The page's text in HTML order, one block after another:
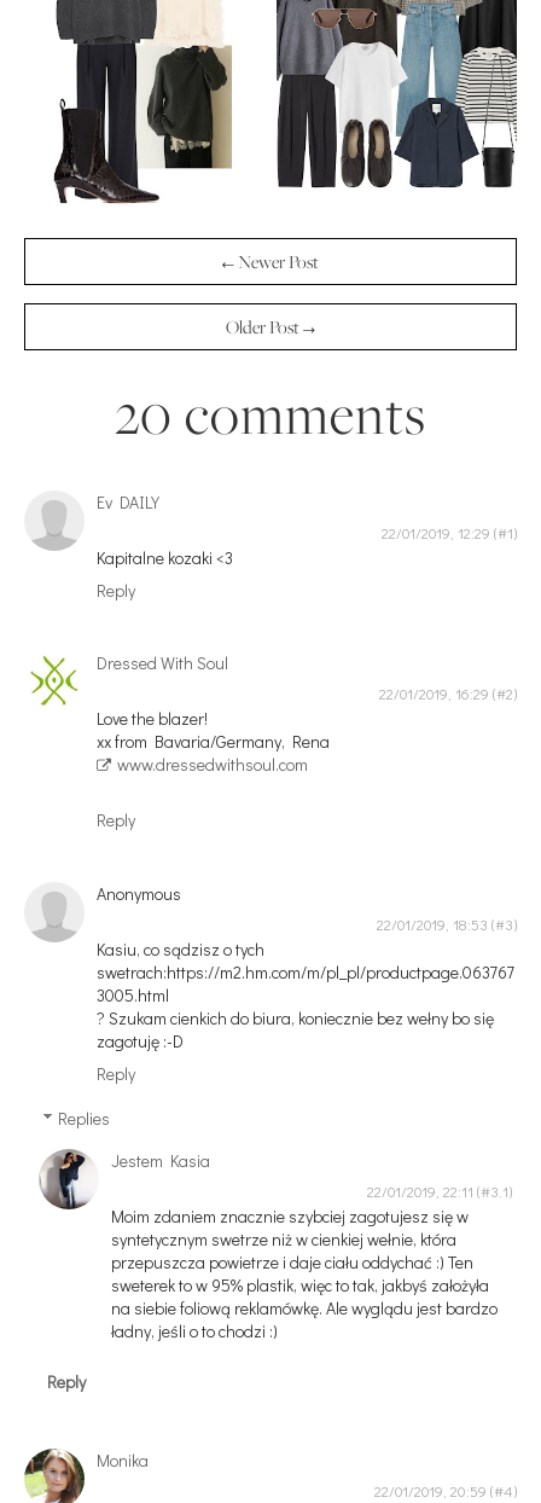
← Newer Post
Older Post →
20 comments
Ev DAILY
22/01/2019, 12:29
Kapitalne kozaki <3
Reply
Dressed With Soul
22/01/2019, 16:29
Love the blazer!
xx from Bavaria/Germany, Rena
www.dressedwithsoul.com
Reply
Anonymous
22/01/2019, 18:53
Kasiu, co sądzisz o tych
swetrach:https://m2.hm.com/m/pl_pl/productpage.063767
3005.html
? Szukam cienkich do biura, koniecznie bez wełny bo się
zagotuję :-D
Reply
Replies
Jestem Kasia
22/01/2019, 22:11
Moim zdaniem znacznie szybciej zagotujesz się w
syntetycznym swetrze niż w cienkiej wełnie, która
przepuszcza powietrze i daje ciału oddychać :) Ten
sweterek to w 95% plastik, więc to tak, jakbyś założyła
na siebie foliową reklamówkę. Ale wyglądu jest bardzo
ładny, jeśli o to chodzi :)
Reply
Monika
22/01/2019, 20:59